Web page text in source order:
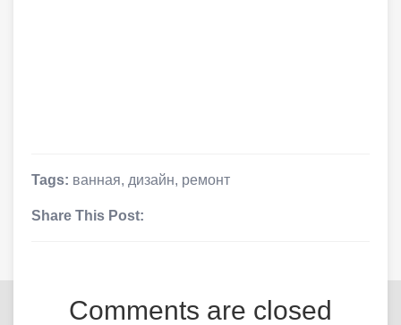
Tags: ванная, дизайн, ремонт
Share This Post:
Comments are closed